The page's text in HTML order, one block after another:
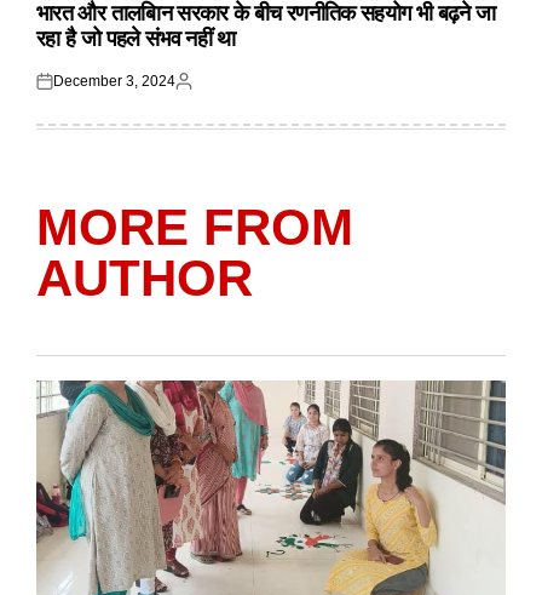
भारत और तालबिान सरकार के बीच रणनीतिक सहयोग भी बढ़ने जा
रहा है जो पहले संभव नहीं था
Posted
December 3, 2024
Posted
MORE FROM
AUTHOR